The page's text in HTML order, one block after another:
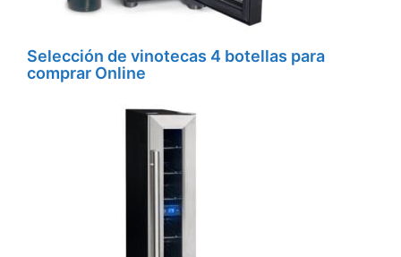
Selección de vinotecas 4 botellas para
comprar Online